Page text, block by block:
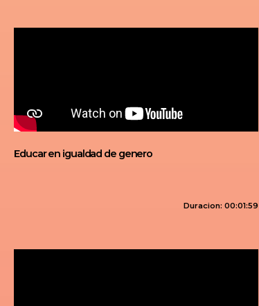
Educar en igualdad de genero
Duracion: 00:01:59